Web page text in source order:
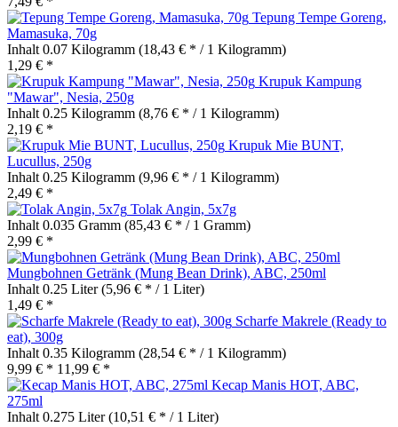
Tepung Tempe Goreng,
Mamasuka, 70g
Inhalt 0.07 Kilogramm (18,43 € * / 1 Kilogramm)
1,29 € *
Krupuk Kampung
"Mawar", Nesia, 250g
Inhalt 0.25 Kilogramm (8,76 € * / 1 Kilogramm)
2,19 € *
Krupuk Mie BUNT,
Lucullus, 250g
Inhalt 0.25 Kilogramm (9,96 € * / 1 Kilogramm)
2,49 € *
Tolak Angin, 5x7g
Inhalt 0.035 Gramm (85,43 € * / 1 Gramm)
2,99 € *
Mungbohnen Getränk (Mung Bean Drink), ABC, 250ml
Inhalt 0.25 Liter(5,96 € * / 1 Liter)
1,49 € *
Scharfe Makrele (Ready to
eat), 300g
Inhalt 0.35 Kilogramm (28,54 € * / 1 Kilogramm)
9,99 € * 11,99 € *
Kecap Manis HOT, ABC,
275ml
Inhalt 0.275 Liter(10,51 € * / 1 Liter)